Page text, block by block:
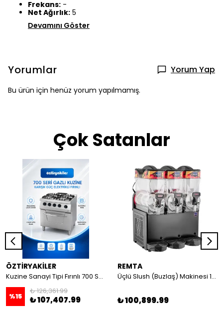
Frekans: -
Net Ağırlık: 5
Devamını Göster
Yorumlar Yorum Yap
Bu ürün için henüz yorum yapılmamış.
Çok Satanlar
ÖZTİRYAKİLER
Kuzine Sanayi Tipi Fırınlı 700 Seri Gazlı 4 Açık Ateş 80x70x85 (Lp)-2X6Kw+2X7,5Kw+6Kw Elektrikli Fırın
%15
₺ 126,361.99
₺ 107,407.99
REMTA
Üçlü Slush (Buzlaş) Makinesi 12+12+12 lt
₺ 100,899.99